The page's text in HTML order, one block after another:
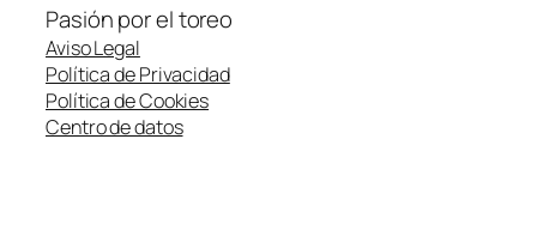
Pasión por el toreo
Aviso Legal
Política de Privacidad
Política de Cookies
Centro de datos